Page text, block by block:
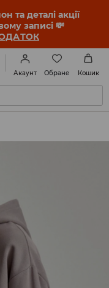
деталі акції
записі 💸
Акаунт Обране Кошик